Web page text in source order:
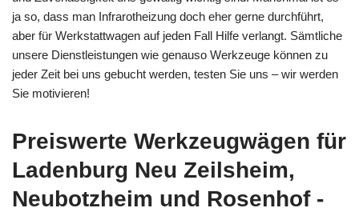
ja so, dass man Infrarotheizung doch eher gerne durchführt,
aber für Werkstattwagen auf jeden Fall Hilfe verlangt. Sämtliche
unsere Dienstleistungen wie genauso Werkzeuge können zu
jeder Zeit bei uns gebucht werden, testen Sie uns – wir werden
Sie motivieren!
Preiswerte Werkzeugwägen für
Ladenburg Neu Zeilsheim,
Neubotzheim und Rosenhof -